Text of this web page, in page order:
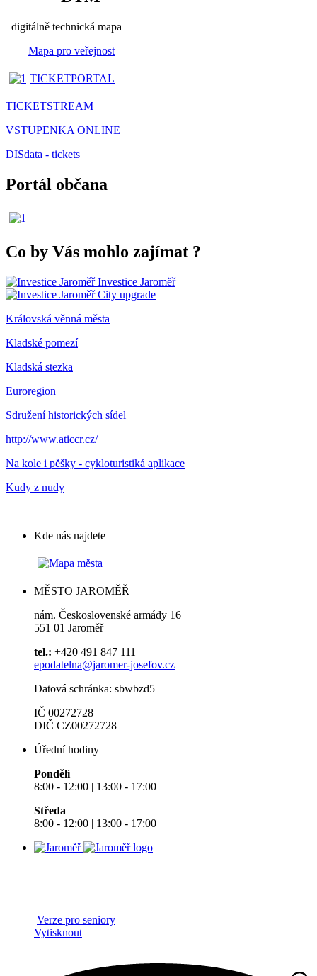
digitálně technická mapa
Mapa pro veřejnost
TICKETPORTAL
TICKETSTREAM
VSTUPENKA ONLINE
DISdata - tickets
Portál občana
Co by Vás mohlo zajímat ?
Investice Jaroměř
City upgrade
Královská věnná města
Kladské pomezí
Kladská stezka
Euroregion
Sdružení historických sídel
http://www.aticcr.cz/
Na kole i pěšky - cykloturistiká aplikace
Kudy z nudy
Kde nás najdete
MĚSTO JAROMĚŘ
nám. Československé armády 16
551 01 Jaroměř
tel.: +420 491 847 111
epodatelna@jaromer-josefov.cz
Datová schránka: sbwbzd5
IČ 00272728
DIČ CZ00272728
Úřední hodiny
Pondělí
8:00 - 12:00 | 13:00 - 17:00
Středa
8:00 - 12:00 | 13:00 - 17:00
Verze pro seniory
Vytisknout